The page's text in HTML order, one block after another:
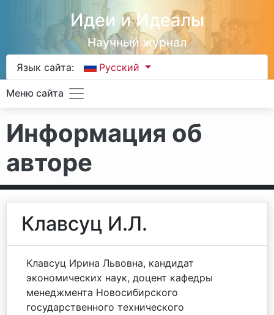
Идеи и Идеалы
Научный журнал
Язык сайта: Русский
Меню сайта
Информация об
авторе
Клавсуц И.Л.
Клавсуц Ирина Львовна, кандидат
экономических наук, доцент кафедры
менеджмента Новосибирского
государственного технического